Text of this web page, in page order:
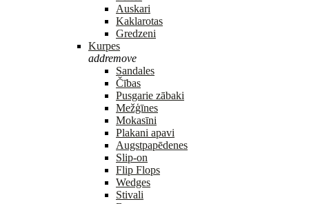
Auskari
Kaklarotas
Gredzeni
Kurpes
addremove
Sandales
Čības
Pusgarie zābaki
Mežģīnes
Mokasīni
Plakani apavi
Augstpapēdenes
Slip-on
Flip Flops
Wedges
Stivali